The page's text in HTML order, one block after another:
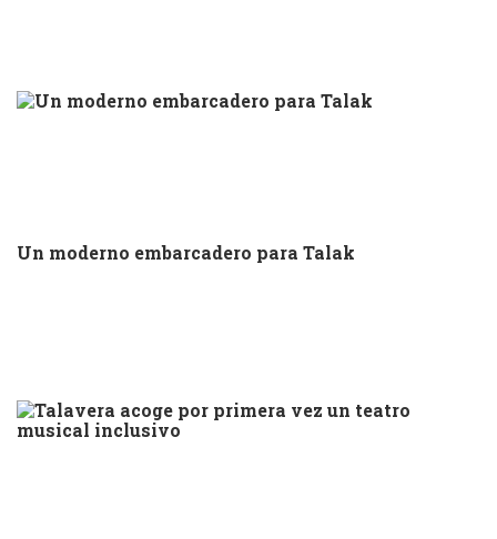
Un moderno embarcadero para Talak